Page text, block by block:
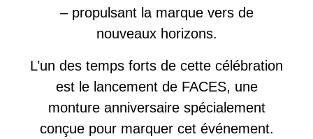
– propulsant la marque vers de
nouveaux horizons.
L’un des temps forts de cette célébration
est le lancement de FACES, une
monture anniversaire spécialement
conçue pour marquer cet événement.